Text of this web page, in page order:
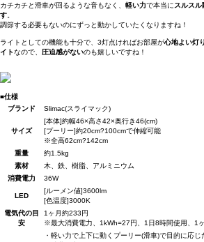
カチカチと滑車が回るような音もなく、 軽い力で本当にスルスル
す
調節する必要もないのにずっと動かしていたくなりますね！
ライトとしての機能も十分で、3灯点ければお部屋が心地よい灯り
イトなので、 圧迫感がないのも嬉しいですね！
■仕様
ブランド
Slimac(スライマック)
サイズ
[本体]約幅46×高さ42×奥行き46(cm)
[プーリー]約20cm?100cmで伸縮可能
※全高62cm?142cm
重量
約1.5kg
素材
木、鉄、樹脂、アルミニウム
消費電力
36W
LED
[ルーメン値]3600lm
[色温度]3000K
電気代の目
安
1ヶ月約233円
※最大消費電力、1kWh=27円、1日8時間使用、1
・軽い力で上下に動くプーリー(滑車)で目的に応じ